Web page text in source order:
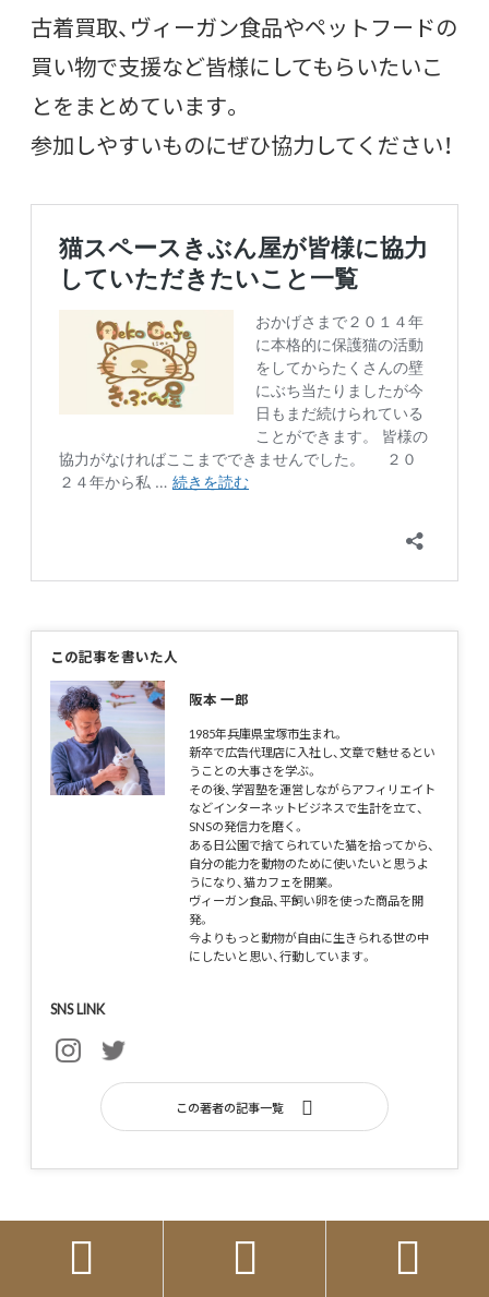
古着買取、ヴィーガン食品やペットフードの
買い物で支援など皆様にしてもらいたいこ
とをまとめています。
参加しやすいものにぜひ協力してください！
この記事を書いた人
阪本 一郎
1985年兵庫県宝塚市生まれ。
新卒で広告代理店に入社し、文章で魅せるとい
うことの大事さを学ぶ。
その後、学習塾を運営しながらアフィリエイト
などインターネットビジネスで生計を立て、
SNSの発信力を磨く。
ある日公園で捨てられていた猫を拾ってから、
自分の能力を動物のために使いたいと思うよ
うになり、猫カフェを開業。
ヴィーガン食品、平飼い卵を使った商品を開
発。
今よりもっと動物が自由に生きられる世の中
にしたいと思い、行動しています。
SNS LINK
この著者の記事一覧
関連情報
  